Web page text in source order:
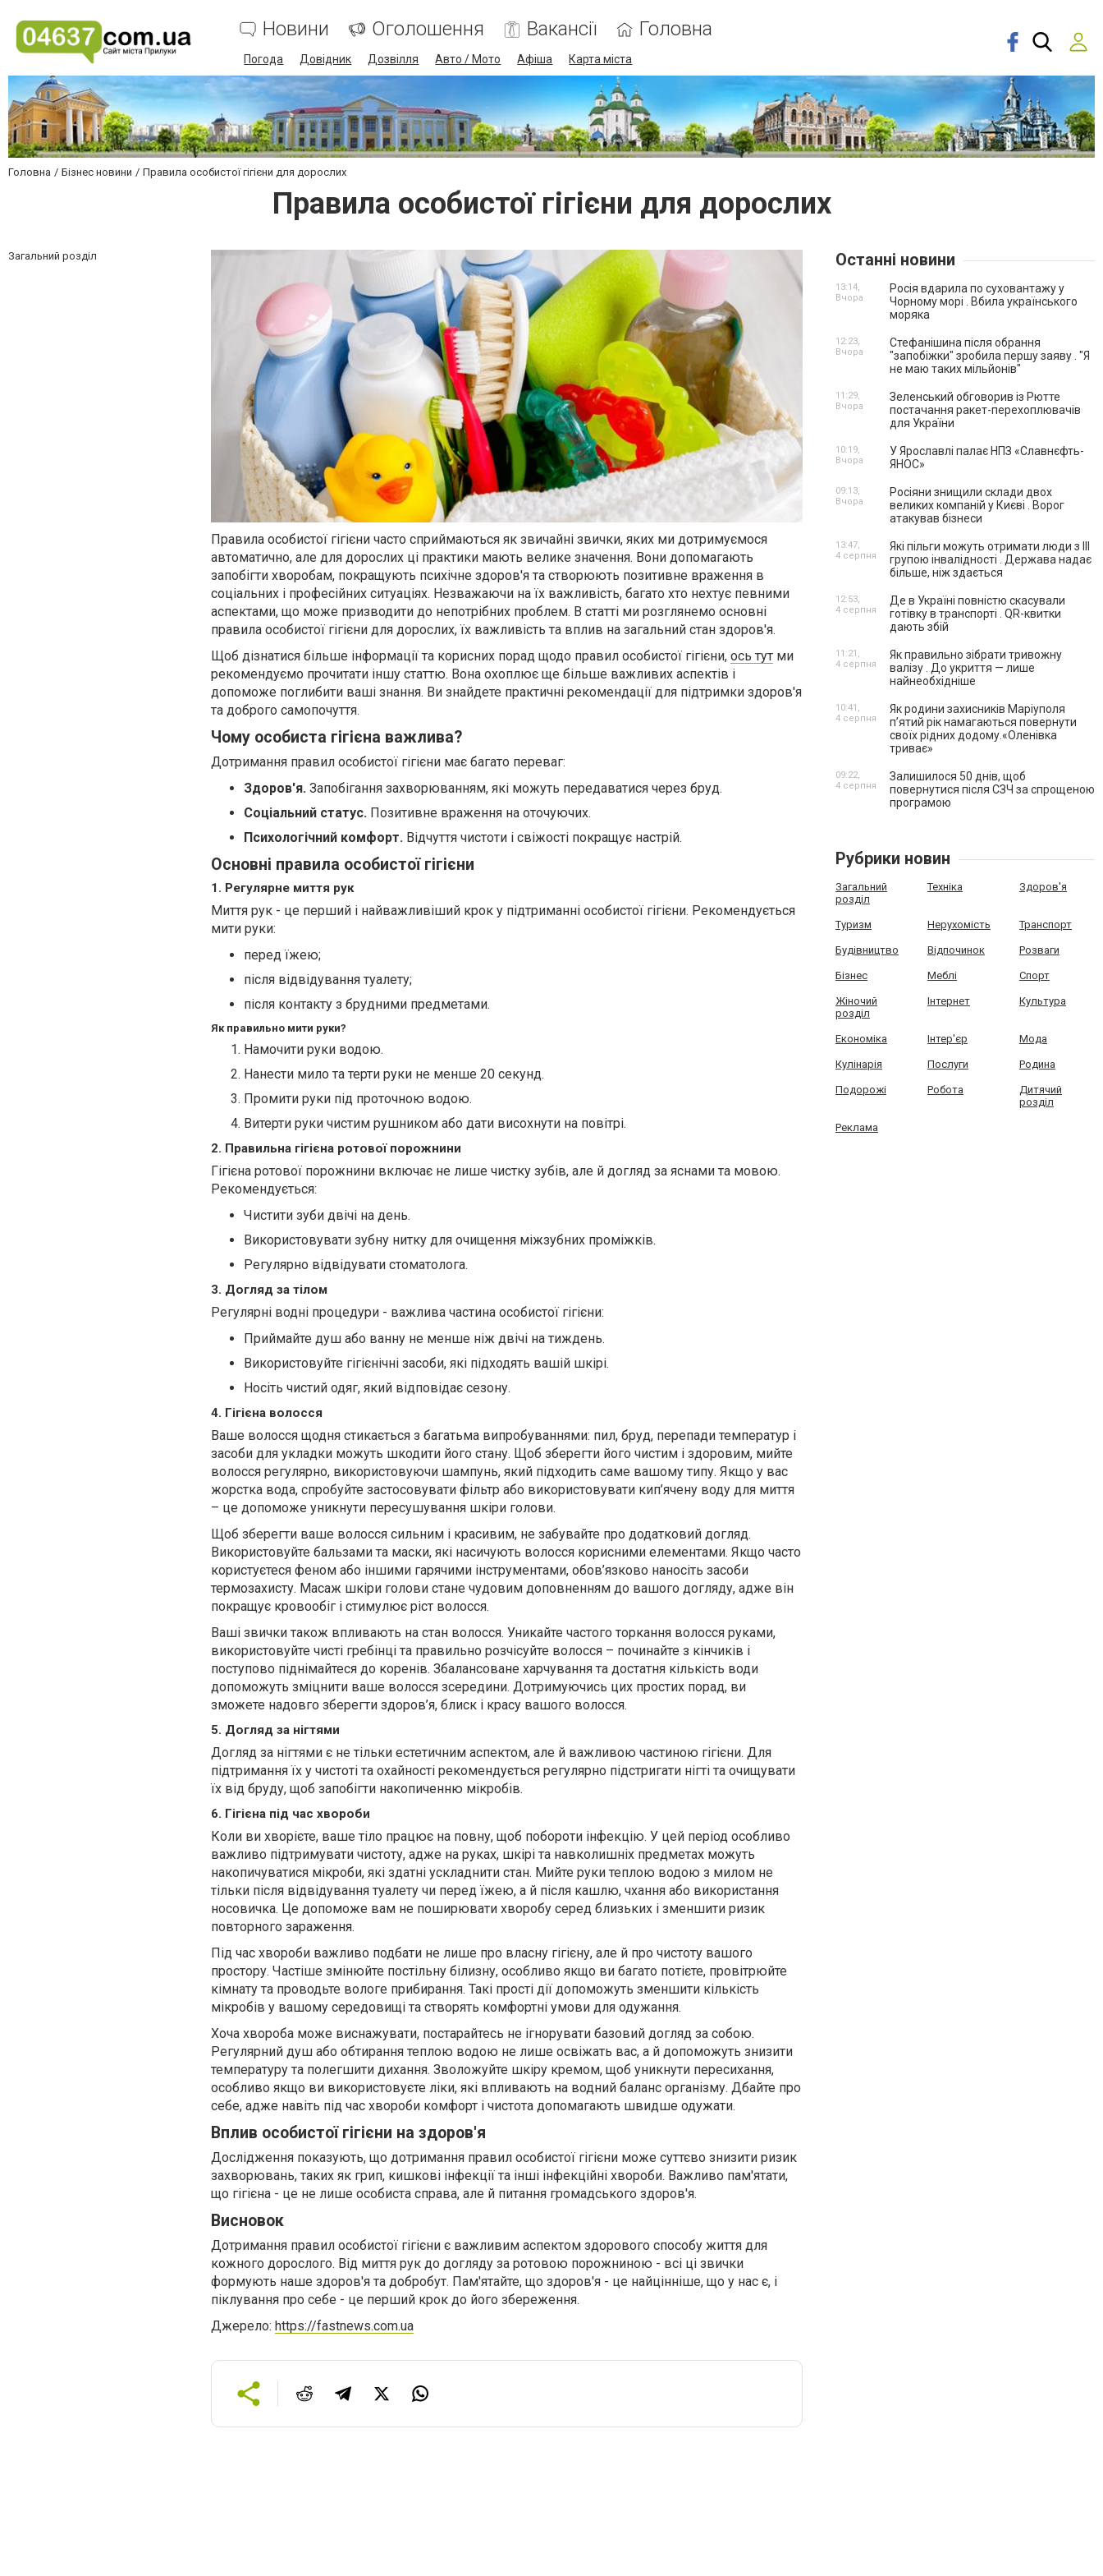
Новини Оголошення Вакансії Головна
Погода Довідник Дозвілля Авто / Мото Афіша Карта міста
Головна Бізнес новини Правила особистої гігієни для дорослих
Правила особистої гігієни для дорослих
Загальний розділ
Правила особистої гігієни часто сприймаються як звичайні звички, яких ми дотримуємося
автоматично, але для дорослих ці практики мають велике значення. Вони допомагають
запобігти хворобам, покращують психічне здоров'я та створюють позитивне враження в
соціальних і професійних ситуаціях. Незважаючи на їх важливість, багато хто нехтує певними
аспектами, що може призводити до непотрібних проблем. В статті ми розглянемо основні
правила особистої гігієни для дорослих, їх важливість та вплив на загальний стан здоров'я.
Щоб дізнатися більше інформації та корисних порад щодо правил особистої гігієни, ось тут ми
рекомендуємо прочитати іншу статтю. Вона охоплює ще більше важливих аспектів і
допоможе поглибити ваші знання. Ви знайдете практичні рекомендації для підтримки здоров'я
та доброго самопочуття.
Чому особиста гігієна важлива?
Дотримання правил особистої гігієни має багато переваг:
Здоров'я. Запобігання захворюванням, які можуть передаватися через бруд.
Соціальний статус. Позитивне враження на оточуючих.
Психологічний комфорт. Відчуття чистоти і свіжості покращує настрій.
Основні правила особистої гігієни
1. Регулярне миття рук
Миття рук - це перший і найважливіший крок у підтриманні особистої гігієни. Рекомендується
мити руки:
перед їжею;
після відвідування туалету;
після контакту з брудними предметами.
Як правильно мити руки?
Намочити руки водою.
Нанести мило та терти руки не менше 20 секунд.
Промити руки під проточною водою.
Витерти руки чистим рушником або дати висохнути на повітрі.
2. Правильна гігієна ротової порожнини
Гігієна ротової порожнини включає не лише чистку зубів, але й догляд за яснами та мовою.
Рекомендується:
Чистити зуби двічі на день.
Використовувати зубну нитку для очищення міжзубних проміжків.
Регулярно відвідувати стоматолога.
3. Догляд за тілом
Регулярні водні процедури - важлива частина особистої гігієни:
Приймайте душ або ванну не менше ніж двічі на тиждень.
Використовуйте гігієнічні засоби, які підходять вашій шкірі.
Носіть чистий одяг, який відповідає сезону.
4. Гігієна волосся
Ваше волосся щодня стикається з багатьма випробуваннями: пил, бруд, перепади температур і
засоби для укладки можуть шкодити його стану. Щоб зберегти його чистим і здоровим, мийте
волосся регулярно, використовуючи шампунь, який підходить саме вашому типу. Якщо у вас
жорстка вода, спробуйте застосовувати фільтр або використовувати кип’ячену воду для миття
– це допоможе уникнути пересушування шкіри голови.
Щоб зберегти ваше волосся сильним і красивим, не забувайте про додатковий догляд.
Використовуйте бальзами та маски, які насичують волосся корисними елементами. Якщо часто
користуєтеся феном або іншими гарячими інструментами, обов’язково наносіть засоби
термозахисту. Масаж шкіри голови стане чудовим доповненням до вашого догляду, адже він
покращує кровообіг і стимулює ріст волосся.
Ваші звички також впливають на стан волосся. Уникайте частого торкання волосся руками,
використовуйте чисті гребінці та правильно розчісуйте волосся – починайте з кінчиків і
поступово піднімайтеся до коренів. Збалансоване харчування та достатня кількість води
допоможуть зміцнити ваше волосся зсередини. Дотримуючись цих простих порад, ви
зможете надовго зберегти здоров’я, блиск і красу вашого волосся.
5. Догляд за нігтями
Догляд за нігтями є не тільки естетичним аспектом, але й важливою частиною гігієни. Для
підтримання їх у чистоті та охайності рекомендується регулярно підстригати нігті та очищувати
їх від бруду, щоб запобігти накопиченню мікробів.
6. Гігієна під час хвороби
Коли ви хворієте, ваше тіло працює на повну, щоб побороти інфекцію. У цей період особливо
важливо підтримувати чистоту, адже на руках, шкірі та навколишніх предметах можуть
накопичуватися мікроби, які здатні ускладнити стан. Мийте руки теплою водою з милом не
тільки після відвідування туалету чи перед їжею, а й після кашлю, чхання або використання
носовичка. Це допоможе вам не поширювати хворобу серед близьких і зменшити ризик
повторного зараження.
Під час хвороби важливо подбати не лише про власну гігієну, але й про чистоту вашого
простору. Частіше змінюйте постільну білизну, особливо якщо ви багато потієте, провітрюйте
кімнату та проводьте вологе прибирання. Такі прості дії допоможуть зменшити кількість
мікробів у вашому середовищі та створять комфортні умови для одужання.
Хоча хвороба може виснажувати, постарайтесь не ігнорувати базовий догляд за собою.
Регулярний душ або обтирання теплою водою не лише освіжать вас, а й допоможуть знизити
температуру та полегшити дихання. Зволожуйте шкіру кремом, щоб уникнути пересихання,
особливо якщо ви використовуєте ліки, які впливають на водний баланс організму. Дбайте про
себе, адже навіть під час хвороби комфорт і чистота допомагають швидше одужати.
Вплив особистої гігієни на здоров'я
Дослідження показують, що дотримання правил особистої гігієни може суттєво знизити ризик
захворювань, таких як грип, кишкові інфекції та інші інфекційні хвороби. Важливо пам'ятати,
що гігієна - це не лише особиста справа, але й питання громадського здоров'я.
Висновок
Дотримання правил особистої гігієни є важливим аспектом здорового способу життя для
кожного дорослого. Від миття рук до догляду за ротовою порожниною - всі ці звички
формують наше здоров'я та добробут. Пам'ятайте, що здоров'я - це найцінніше, що у нас є, і
піклування про себе - це перший крок до його збереження.
Джерело: https://fastnews.com.ua
Останні новини
Росія вдарила по суховантажу у
Чорному морі . Вбила українського
моряка
13:14,
Вчора
Стефанішина після обрання
"запобіжки" зробила першу заяву . "Я
не маю таких мільйонів"
12:23,
Вчора
Зеленський обговорив із Рютте
постачання ракет-перехоплювачів
для України
11:29,
Вчора
У Ярославлі палає НПЗ «Славнєфть-
ЯНОС»
10:19,
Вчора
Росіяни знищили склади двох
великих компаній у Києві . Ворог
атакував бізнеси
09:13,
Вчора
Які пільги можуть отримати люди з III
групою інвалідності . Держава надає
більше, ніж здається
13:47,
4 серпня
Де в Україні повністю скасували
готівку в транспорті . QR-квитки
дають збій
12:53,
4 серпня
Як правильно зібрати тривожну
валізу . До укриття — лише
найнеобхідніше
11:21,
4 серпня
Як родини захисників Маріуполя
пʼятий рік намагаються повернути
своїх рідних додому.«Оленівка
триває»
10:41,
4 серпня
Залишилося 50 днів, щоб
повернутися після СЗЧ за спрощеною
програмою
09:22,
4 серпня
Рубрики новин
Загальний
розділ
Техніка Здоров'я
Туризм Нерухомість Транспорт
Будівництво Відпочинок Розваги
Бізнес Меблі Спорт
Жіночий
розділ
Інтернет Культура
Економіка Інтер'єр Мода
Кулінарія Послуги Родина
Подорожі Робота
Дитячий
розділ
Реклама